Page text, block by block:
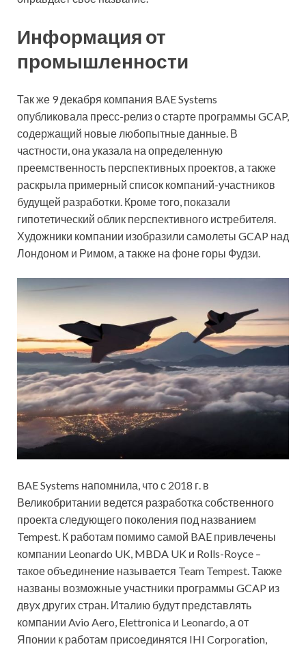
Информация от
промышленности
Так же 9 декабря компания BAE Systems
опубликовала пресс-релиз о старте программы GCAP,
содержащий новые любопытные данные. В
частности, она указала на определенную
преемственность перспективных проектов, а также
раскрыла примерный список компаний-участников
будущей разработки. Кроме того, показали
гипотетический облик перспективного истребителя.
Художники компании изобразили самолеты GCAP над
Лондоном и Римом, а также на фоне горы Фудзи.
BAE Systems напомнила, что с 2018 г. в
Великобритании ведется разработка собственного
проекта следующего поколения под названием
Tempest. К работам помимо самой BAE привлечены
компании Leonardo UK, MBDA UK и Rolls-Royce –
такое объединение называется Team Tempest. Также
названы возможные участники программы GCAP из
двух других стран. Италию будут представлять
компании Avio Aero, Elettronica и Leonardo, а от
Японии к работам присоединятся IHI Corporation,